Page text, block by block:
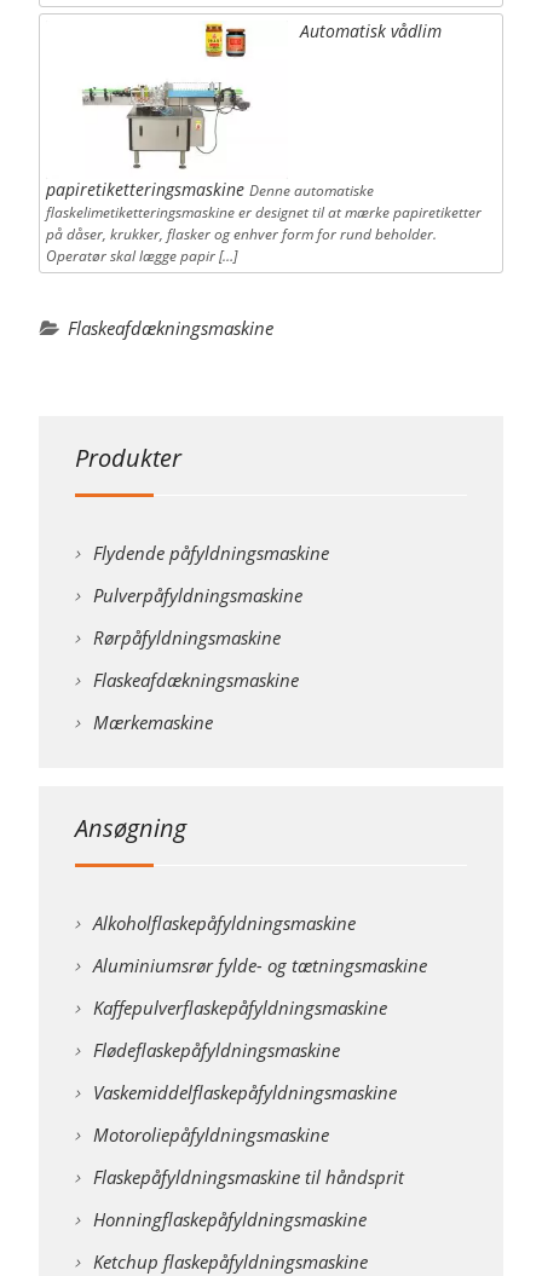
Automatisk vådlim
papiretiketteringsmaskine Denne automatiske
flaskelimetiketteringsmaskine er designet til at mærke papiretiketter
på dåser, krukker, flasker og enhver form for rund beholder.
Operatør skal lægge papir […]
Flaskeafdækningsmaskine
Produkter
Flydende påfyldningsmaskine
Pulverpåfyldningsmaskine
Rørpåfyldningsmaskine
Flaskeafdækningsmaskine
Mærkemaskine
Ansøgning
Alkoholflaskepåfyldningsmaskine
Aluminiumsrør fylde- og tætningsmaskine
Kaffepulverflaskepåfyldningsmaskine
Flødeflaskepåfyldningsmaskine
Vaskemiddelflaskepåfyldningsmaskine
Motoroliepåfyldningsmaskine
Flaskepåfyldningsmaskine til håndsprit
Honningflaskepåfyldningsmaskine
Ketchup flaskepåfyldningsmaskine